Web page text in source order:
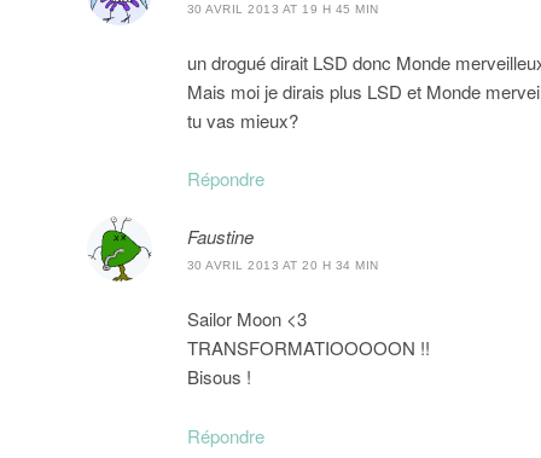
30 AVRIL 2013 AT 19 H 45 MIN
un drogué dirait LSD donc Monde
Mais moi je dirais plus LSD et Monde
tu vas mieux?
Répondre
Faustine
30 AVRIL 2013 AT 20 H 34 MIN
Sailor Moon <3
TRANSFORMATIOOOOON !!
Bisous !
Répondre